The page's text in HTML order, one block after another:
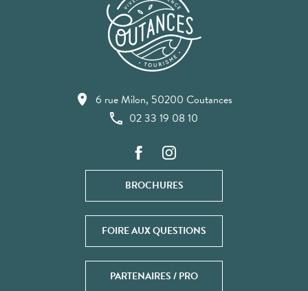
6 rue Milon, 50200 Coutances
02 33 19 08 10
BROCHURES
FOIRE AUX QUESTIONS
PARTENAIRES / PRO